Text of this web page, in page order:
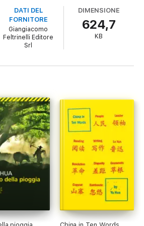
DATI DEL
FORNITORE
Giangiacomo
Feltrinelli Editore
Srl
DIMENSIONE
624,7
KB